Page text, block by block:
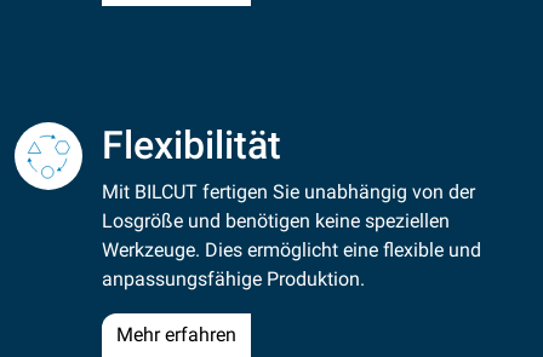
Flexibilität
Mit BILCUT fertigen Sie unabhängig von der
Losgröße und benötigen keine speziellen
Werkzeuge. Dies ermöglicht eine flexible und
anpassungsfähige Produktion.
Mehr erfahren